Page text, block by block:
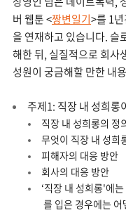
버 웹툰 <짱변일기>를 1
을 연재하고 있습니다. 슬
해한 뒤, 실질적으로 회사
성원이 궁금해할 만한 내
주제1: 직장 내 성희롱
직장 내 성희롱의 정
무엇이 직장 내 성희
피해자의 대응 방안
회사의 대응 방안
‘직장 내 성희롱'에
를 입은 경우에는